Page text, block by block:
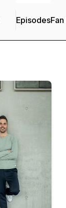
Episodes